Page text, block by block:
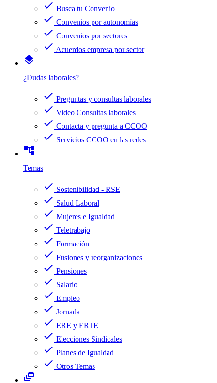
check Busca tu Convenio
check Convenios por autonomías
check Convenios por sectores
check Acuerdos empresa por sector
layers
¿Dudas laborales?
check Preguntas y consultas laborales
check Video Consultas laborales
check Contacta y pregunta a CCOO
check Servicios CCOO en las redes
account_tree
Temas
check Sostenibilidad - RSE
check Salud Laboral
check Mujeres e Igualdad
check Teletrabajo
check Formación
check Fusiones y reorganizaciones
check Pensiones
check Salario
check Empleo
check Jornada
check ERE y ERTE
check Elecciones Sindicales
check Planes de Igualdad
check Otros Temas
dynamic_feed